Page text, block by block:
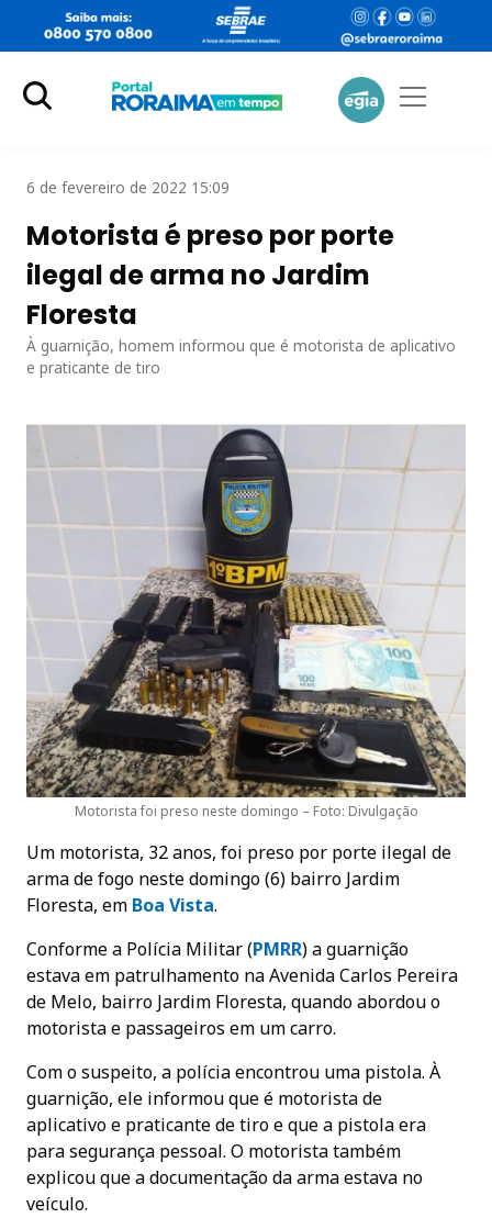
6 de fevereiro de 2022 15:09
Motorista é preso por porte
ilegal de arma no Jardim
Floresta
À guarnição, homem informou que é motorista de aplicativo
e praticante de tiro
Motorista foi preso neste domingo – Foto: Divulgação
Um motorista, 32 anos, foi preso por porte ilegal de
arma de fogo neste domingo (6) bairro Jardim
Floresta, em Boa Vista.
Conforme a Polícia Militar (PMRR) a guarnição
estava em patrulhamento na Avenida Carlos Pereira
de Melo, bairro Jardim Floresta, quando abordou o
motorista e passageiros em um carro.
Com o suspeito, a polícia encontrou uma pistola. À
guarnição, ele informou que é motorista de
aplicativo e praticante de tiro e que a pistola era
para segurança pessoal. O motorista também
explicou que a documentação da arma estava no
veículo.